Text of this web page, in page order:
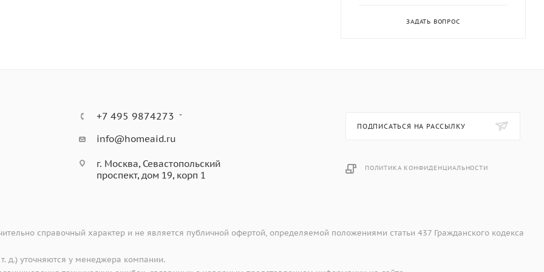
колено, инструкция.
ЗАДАТЬ ВОПРОС
+7 495 9874273
info@homeaid.ru
г. Москва, Севастопольский
проспект, дом 19, корп 1
ПОДПИСАТЬСЯ НА РАССЫЛКУ
ПОЛИТИКА КОНФИДЕНЦИАЛЬНОСТИ
справочный характер и не является публичной офертой, определяемой положениями статьи 437 Гражданского кодекса
д.) уточняются у менеджера компании.